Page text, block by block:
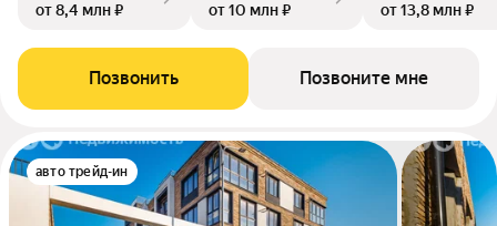
от 8,4 млн ₽
от 10 млн ₽
от 13,8 млн ₽
Позвонить Позвоните мне
авто трейд-ин